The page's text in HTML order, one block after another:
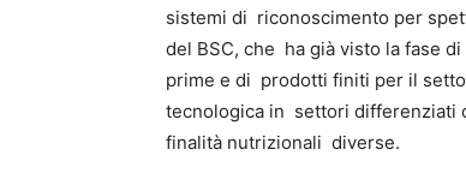
sistemi di riconoscimento per
del BSC, che ha già visto la fase
prime e di prodotti finiti per il
tecnologica in settori differenziati
finalità nutrizionali diverse.